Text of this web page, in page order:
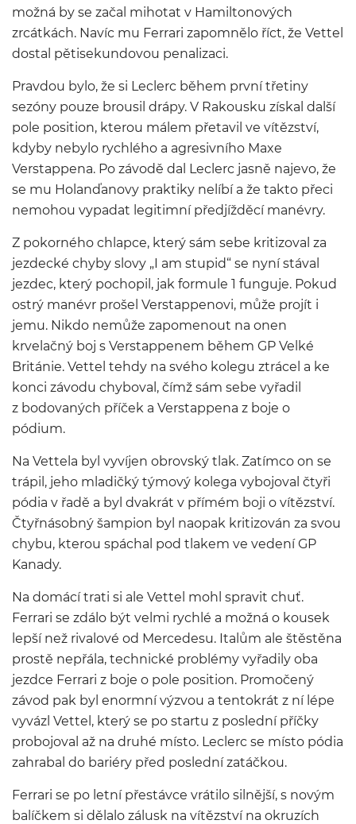
možná by se začal mihotat v Hamiltonových
zrcátkách. Navíc mu Ferrari zapomnělo říct, že Vettel
dostal pětisekundovou penalizaci.
Pravdou bylo, že si Leclerc během první třetiny
sezóny pouze brousil drápy. V Rakousku získal další
pole position, kterou málem přetavil ve vítězství,
kdyby nebylo rychlého a agresivního Maxe
Verstappena. Po závodě dal Leclerc jasně najevo, že
se mu Holanďanovy praktiky nelíbí a že takto přeci
nemohou vypadat legitimní předjížděcí manévry.
Z pokorného chlapce, který sám sebe kritizoval za
jezdecké chyby slovy „I am stupid“ se nyní stával
jezdec, který pochopil, jak formule 1 funguje. Pokud
ostrý manévr prošel Verstappenovi, může projít i
jemu. Nikdo nemůže zapomenout na onen
krvelačný boj s Verstappenem během GP Velké
Británie. Vettel tehdy na svého kolegu ztrácel a ke
konci závodu chyboval, čímž sám sebe vyřadil
z bodovaných příček a Verstappena z boje o
pódium.
Na Vettela byl vyvíjen obrovský tlak. Zatímco on se
trápil, jeho mladičký týmový kolega vybojoval čtyři
pódia v řadě a byl dvakrát v přímém boji o vítězství.
Čtyřnásobný šampion byl naopak kritizován za svou
chybu, kterou spáchal pod tlakem ve vedení GP
Kanady.
Na domácí trati si ale Vettel mohl spravit chuť.
Ferrari se zdálo být velmi rychlé a možná o kousek
lepší než rivalové od Mercedesu. Italům ale štěstěna
prostě nepřála, technické problémy vyřadily oba
jezdce Ferrari z boje o pole position. Promočený
závod pak byl enormní výzvou a tentokrát z ní lépe
vyvázl Vettel, který se po startu z poslední příčky
probojoval až na druhé místo. Leclerc se místo pódia
zahrabal do bariéry před poslední zatáčkou.
Ferrari se po letní přestávce vrátilo silnější, s novým
balíčkem si dělalo zálusk na vítězství na okruzích